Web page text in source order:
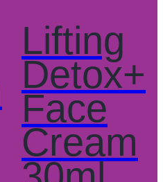
Lifting
Detox+
Face
Cream